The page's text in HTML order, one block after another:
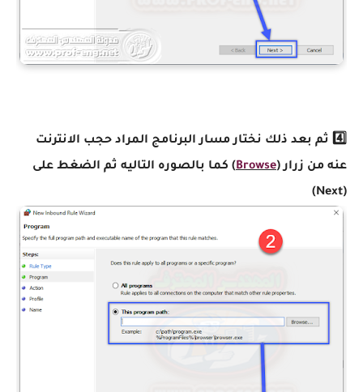
4️⃣ ثم بعد ذلك نختار مسار البرنامج المراد حجب الانترنت
عنه من زرار (Browse) كما بالصوره التاليه ثم الضغط على
(Next)